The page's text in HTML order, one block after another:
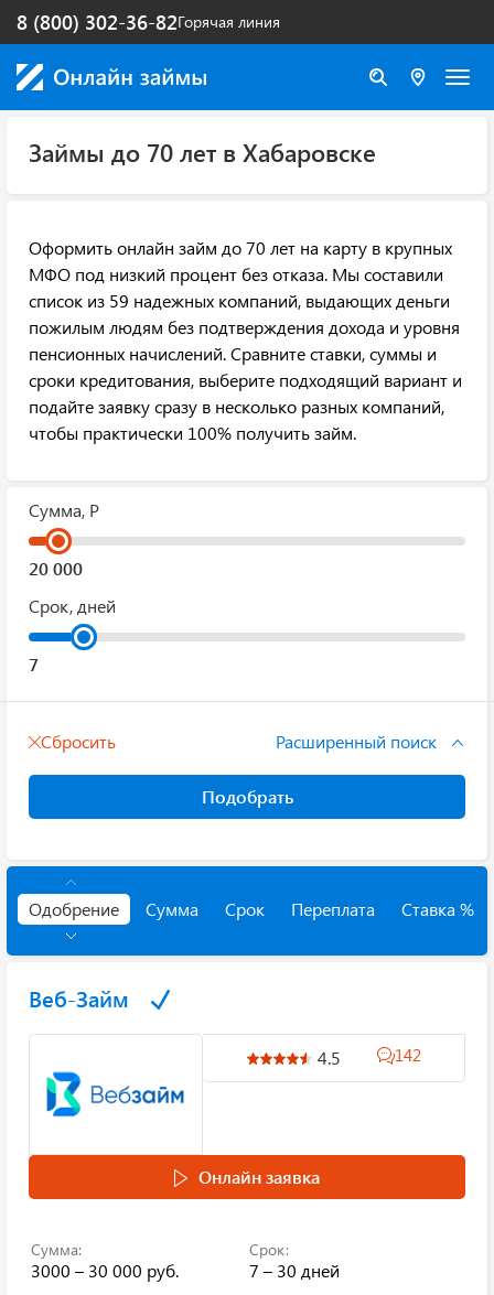
Горячая линия
8 (800) 302-36-82
Займы до 70 лет в Хабаровске
Оформить онлайн займ до 70 лет на карту в крупных
МФО под низкий процент без отказа. Мы составили
список из 59 надежных компаний, выдающих деньги
пожилым людям без подтверждения дохода и уровня
пенсионных начислений. Сравните ставки, суммы и
сроки кредитования, выберите подходящий вариант и
подайте заявку сразу в несколько разных компаний,
чтобы практически 100% получить займ.
Сумма, Р
Срок, дней
Сбросить Расширенный поиск
Подобрать
Одобрение Сумма Срок Переплата Ставка %
Веб-Займ
4.5 142
Онлайн заявка
Сумма:
3000 – 30 000 руб.
Срок:
7 – 30 дней